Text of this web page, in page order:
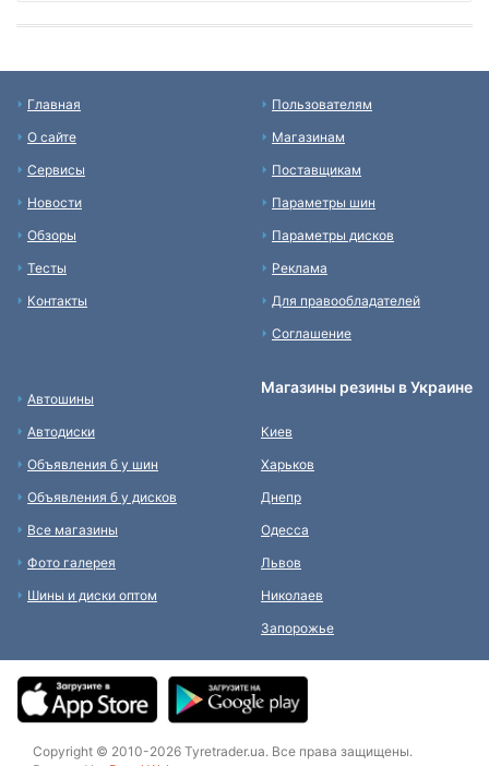
Главная
О сайте
Сервисы
Новости
Обзоры
Тесты
Контакты
Пользователям
Магазинам
Поставщикам
Параметры шин
Параметры дисков
Реклама
Для правообладателей
Соглашение
Автошины
Автодиски
Объявления б у шин
Объявления б у дисков
Все магазины
Фото галерея
Шины и диски оптом
Магазины резины в Украине
Киев
Харьков
Днепр
Одесса
Львов
Николаев
Запорожье
Copyright © 2010-2026 Tyretrader.ua. Все права защищены.